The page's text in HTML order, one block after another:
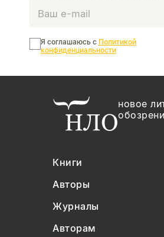
Я соглашаюсь с Политикой
конфиденциальности
новое
Книги
Авторы
Журналы
Авторам